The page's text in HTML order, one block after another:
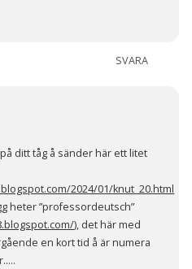
SVARA
ditt tåg å sänder här ett litet
2024/01/knut_20.html
heter ”professordeutsch”
), det här med
en kort tid å är numera